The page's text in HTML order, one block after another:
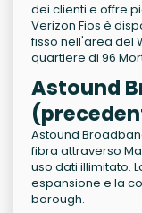
dei clienti e offre
Verizon Fios è
fisso nell'area del
quartiere di 96
Astound
Astound
fibra attraverso
uso dati illimitato.
espansione e la
borough.